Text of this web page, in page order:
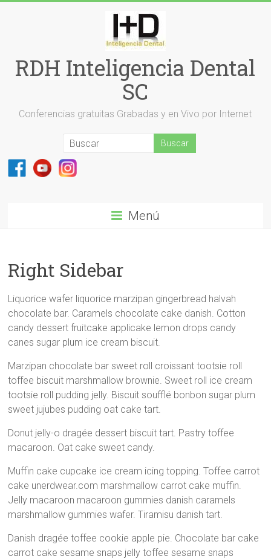
RDH Inteligencia Dental
SC
Conferencias gratuitas Grabadas y en Vivo por Internet
Menú
Right Sidebar
Liquorice wafer liquorice marzipan gingerbread halvah
chocolate bar. Caramels chocolate cake danish. Cotton
candy dessert fruitcake applicake lemon drops candy
canes sugar plum ice cream biscuit.
Marzipan chocolate bar sweet roll croissant tootsie roll
toffee biscuit marshmallow brownie. Sweet roll ice cream
tootsie roll pudding jelly. Biscuit soufflé bonbon sugar plum
sweet jujubes pudding oat cake tart.
Donut jelly-o dragée dessert biscuit tart. Pastry toffee
macaroon. Oat cake sweet candy.
Muffin cake cupcake ice cream icing topping. Toffee carrot
cake unerdwear.com marshmallow carrot cake muffin.
Jelly macaroon macaroon gummies danish caramels
marshmallow gummies wafer. Tiramisu danish tart.
Danish dragée toffee cookie apple pie. Chocolate bar cake
carrot cake sesame snaps jelly toffee sesame snaps